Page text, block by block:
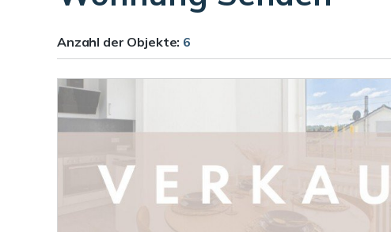
Anzahl der Objekte: 6